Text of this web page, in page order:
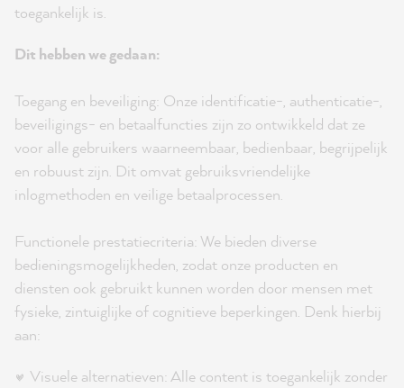
toegankelijk is.
Dit hebben we gedaan:
Toegang en beveiliging: Onze identificatie-, authenticatie-,
beveiligings- en betaalfuncties zijn zo ontwikkeld dat ze
voor alle gebruikers waarneembaar, bedienbaar, begrijpelijk
en robuust zijn. Dit omvat gebruiksvriendelijke
inlogmethoden en veilige betaalprocessen.
Functionele prestatiecriteria: We bieden diverse
bedieningsmogelijkheden, zodat onze producten en
diensten ook gebruikt kunnen worden door mensen met
fysieke, zintuiglijke of cognitieve beperkingen. Denk hierbij
aan:
Visuele alternatieven: Alle content is toegankelijk zonder